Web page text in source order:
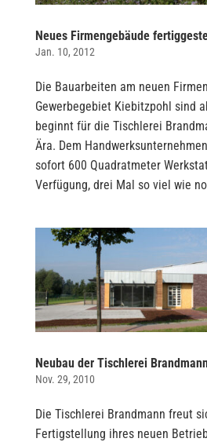
Neues Firmengebäude
Jan. 10, 2012
Die Bauarbeiten am neuen
Gewerbegebiet Kiebitzpohl sind
beginnt für die Tischlerei
Ära. Dem
sofort 600 Quadratmeter
Verfügung, drei Mal so viel wie
Neubau der Tischlerei Brandmann
Nov. 29, 2010
Die Tischlerei Brandmann freut
Fertigstellung ihres neuen